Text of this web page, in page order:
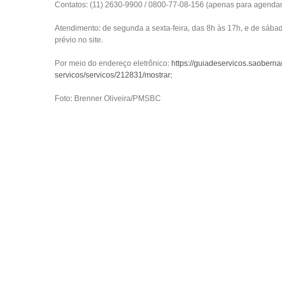
Contatos: (11) 2630-9900 / 0800-77-08-156 (apenas para
Atendimento: de segunda a sexta-feira, das 8h às 17h, e de
prévio no site.
Por meio do endereço eletrônico: https://
servicos/servicos/212831/mostrar;
Foto: Brenner Oliveira/PMSBC